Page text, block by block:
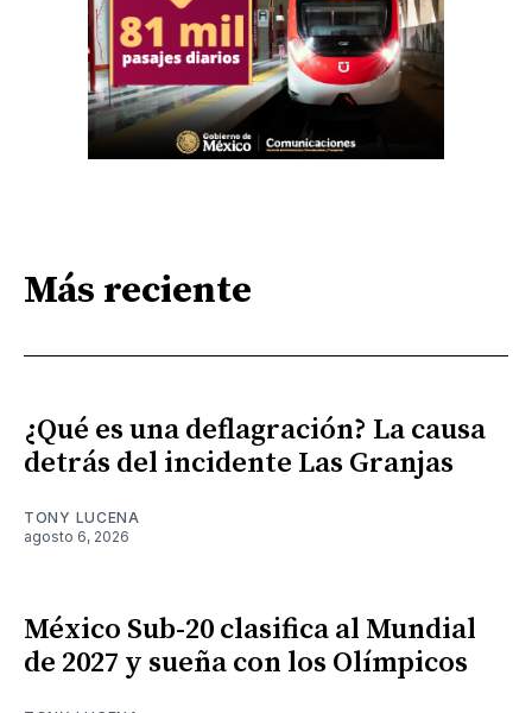
Más reciente
¿Qué es una deflagración? La causa
detrás del incidente Las Granjas
TONY LUCENA
agosto 6, 2026
México Sub-20 clasifica al Mundial
de 2027 y sueña con los Olímpicos